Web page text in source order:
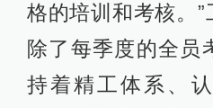
格的培训和考核。”
除了每季度的全员
持着精工体系、